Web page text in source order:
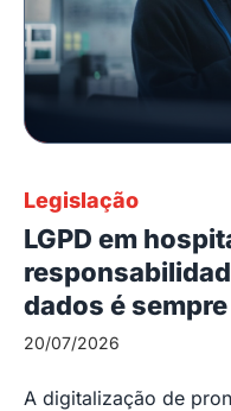
Legislação
LGPD em
dados é
20/07/2026
A digitalização de